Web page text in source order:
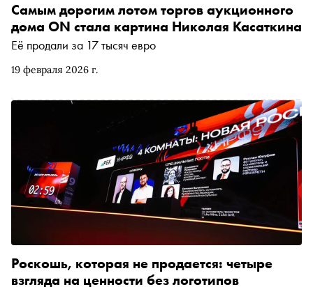
19 февраля 2026 г.
Самым дорогим лотом торгов аукционного
дома ON стала картина Николая Касаткина
Её продали за 17 тысяч евро
Роскошь, которая не продается: четыре
взгляда на ценности без логотипов